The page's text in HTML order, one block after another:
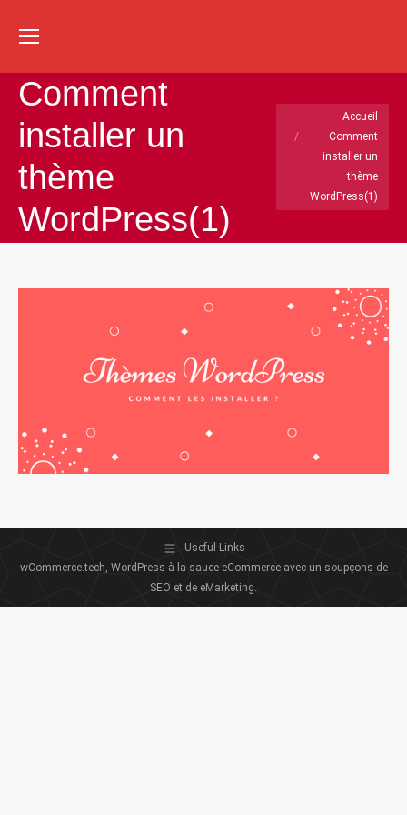
:
Comment
installer un
thème
WordPress(1)
Vous êtes ici :
Accueil
Comment
installer un
thème
WordPress(1)
Useful Links
wCommerce.tech, WordPress à la sauce eCommerce avec un soupçons de
SEO et de eMarketing.